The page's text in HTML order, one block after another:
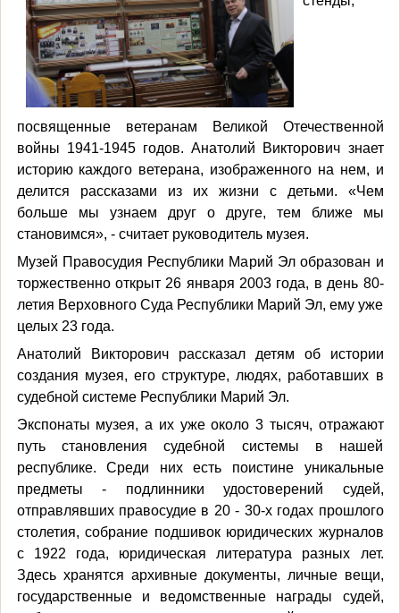
посвященные ветеранам Великой Отечественной
войны 1941-1945 годов. Анатолий Викторович знает
историю каждого ветерана, изображенного на нем, и
делится рассказами из их жизни с детьми. «Чем
больше мы узнаем друг о друге, тем ближе мы
становимся», - считает руководитель музея.
Музей Правосудия Республики Марий Эл образован и
торжественно открыт 26 января 2003 года, в день 80-
летия Верховного Суда Республики Марий Эл, ему уже
целых 23 года.
Анатолий Викторович рассказал детям об истории
создания музея, его структуре, людях, работавших в
судебной системе Республики Марий Эл.
Экспонаты музея, а их уже около 3 тысяч, отражают
путь становления судебной системы в нашей
республике. Среди них есть поистине уникальные
предметы - подлинники удостоверений судей,
отправлявших правосудие в 20 - 30-х годах прошлого
столетия, собрание подшивок юридических журналов
с 1922 года, юридическая литература разных лет.
Здесь хранятся архивные документы, личные вещи,
государственные и ведомственные награды судей,